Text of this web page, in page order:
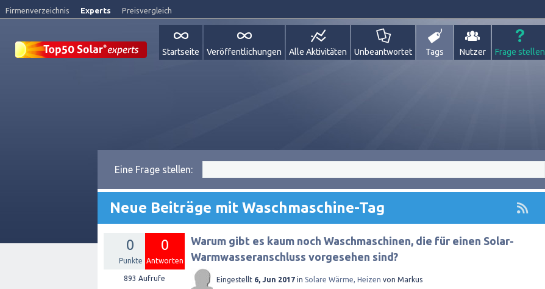
Firmenverzeichnis Experts Preisvergleich
Startseite Veröffentlichungen Alle Aktivitäten Unbeantwortet Tags Nutzer Frage stellen
Eine Frage stellen:
Neue Beiträge mit Waschmaschine-Tag
0
Punkte
0
Antworten
893 Aufrufe
Warum gibt es kaum noch Waschmaschinen, die für einen Solar-
Warmwasseranschluss vorgesehen sind?
Eingestellt 6, Jun 2017 in Solare Wärme, Heizen von Markus